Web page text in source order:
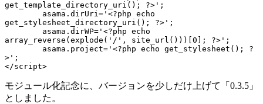
get_template_directory_uri(); ?>';
get_stylesheet_directory_uri(); ?>';
array_reverse(explode('/', site_url()))[0]; ?>';
>';
</script>
モジュール化記念に、バージョンを少しだけ上げて「0.3.5」
としました。